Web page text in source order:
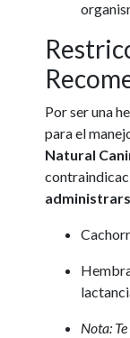
Por ser una
para el
Natural
Nota: